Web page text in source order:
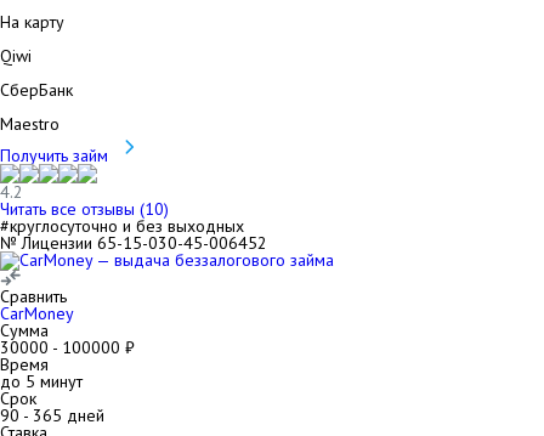
На карту
Qiwi
СберБанк
Maestro
Получить займ
4.2
Читать все отзывы (10)
#круглосуточно и без выходных
№ Лицензии 65-15-030-45-006452
Сравнить
CarMoney
Сумма
30000 - 100000 ₽
Время
до 5 минут
Срок
90 - 365 дней